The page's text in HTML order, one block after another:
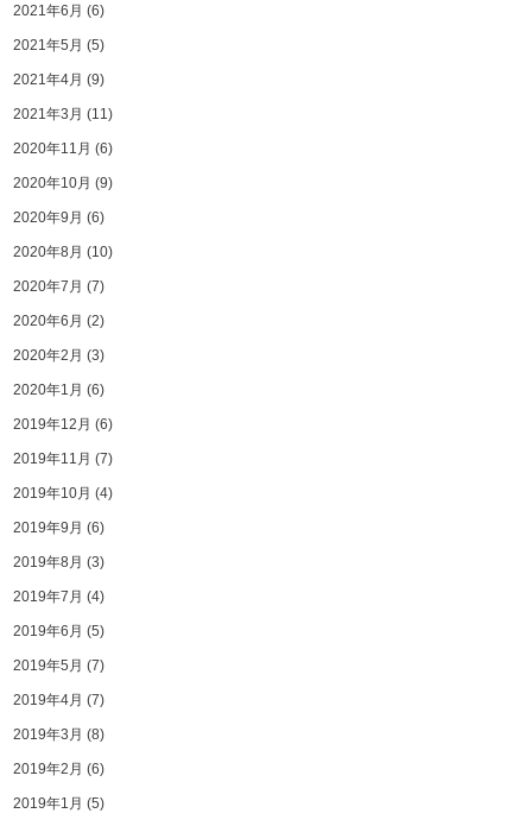
2021年6月 (6)
2021年5月 (5)
2021年4月 (9)
2021年3月 (11)
2020年11月 (6)
2020年10月 (9)
2020年9月 (6)
2020年8月 (10)
2020年7月 (7)
2020年6月 (2)
2020年2月 (3)
2020年1月 (6)
2019年12月 (6)
2019年11月 (7)
2019年10月 (4)
2019年9月 (6)
2019年8月 (3)
2019年7月 (4)
2019年6月 (5)
2019年5月 (7)
2019年4月 (7)
2019年3月 (8)
2019年2月 (6)
2019年1月 (5)